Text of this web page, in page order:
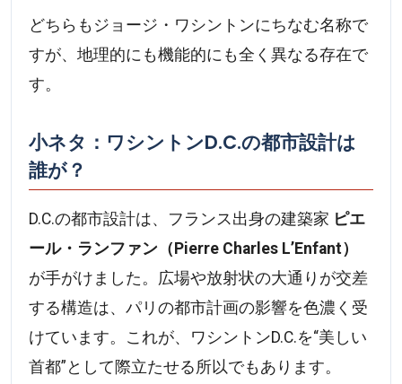
どちらもジョージ・ワシントンにちなむ名称で
すが、地理的にも機能的にも全く異なる存在で
す。
小ネタ：ワシントンD.C.の都市設計は
誰が？
D.C.の都市設計は、フランス出身の建築家 ピエ
ール・ランファン（Pierre Charles L’Enfant）
が手がけました。広場や放射状の大通りが交差
する構造は、パリの都市計画の影響を色濃く受
けています。これが、ワシントンD.C.を“美しい
首都”として際立たせる所以でもあります。